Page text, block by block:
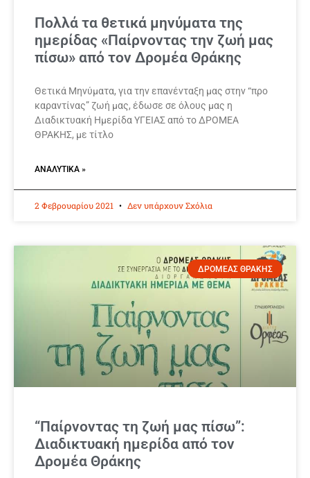
Πολλά τα θετικά μηνύματα της
ημερίδας «Παίρνοντας την ζωή μας
πίσω» από τον Δρομέα Θράκης
Θετικά Μηνύματα, για την επανένταξη μας στην “προ
καραντίνας” ζωή μας, έδωσε σε όλους μας η
Διαδικτυακή Ημερίδα ΥΓΕΙΑΣ από το ΔΡΟΜΕΑ
ΘΡΑΚΗΣ, με τίτλο
ΑΝΑΛΥΤΙΚΆ »
2 Φεβρουαρίου 2021 Δεν υπάρχουν Σχόλια
ΔΡΟΜΕΑΣ ΘΡΑΚΗΣ
“Παίρνοντας τη ζωή μας πίσω”:
Διαδικτυακή ημερίδα από τον
Δρομέα Θράκης